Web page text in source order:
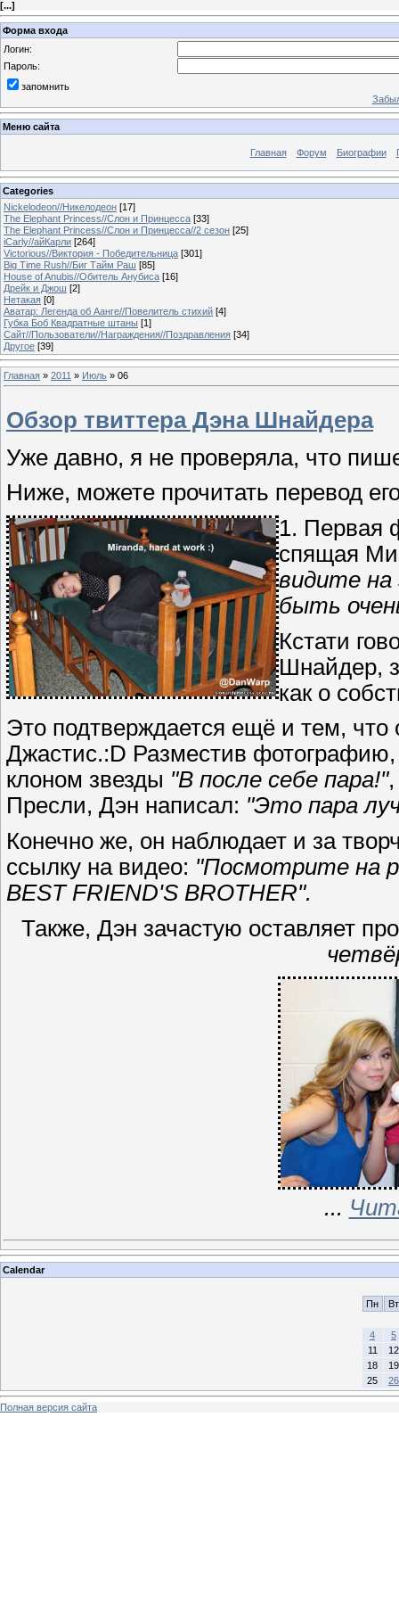
[...]
Форма входа
Логин:
Пароль:
запомнить
Меню сайта
Главная Форум Биографии
Categories
Nickelodeon//Никелодеон [17]
The Elephant Princess//Слон и Принцесса [33]
The Elephant Princess//Слон и Принцесса//2 сезон [25]
iCarly//айКарли [264]
Victorious//Виктория - Победительница [301]
Big Time Rush//Биг Тайм Раш [85]
House of Anubis//Обитель Анубиса [16]
Дрейк и Джош [2]
Нетакая [0]
Аватар: Легенда об Аанге//Повелитель стихий [4]
Губка Боб Квадратные штаны [1]
Сайт//Пользователи//Награждения//Поздравления [34]
Другое [39]
Главная » 2011 » Июль » 06
Обзор твиттера Дэна Шнайдера
Уже давно, я не проверяла, что
Ниже, можете прочитать перевод
1. Первая
спящая
видите
быть
Кстати
Шнайдер,
как о
Это подтверждается ещё и тем,
Джастис.:D Разместив фотографию,
клоном звезды "В после себе пара!",
Пресли, Дэн написал: "Это пара
Конечно же, он наблюдает и за
ссылку на видео: "Посмотрите на
BEST FRIEND'S BROTHER".
Также, Дэн зачастую оставляет
...
Calendar
Пн Вт
4
5
11
12
18
19
25
26
Полная версия сайта